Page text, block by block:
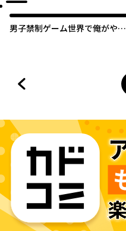
男子禁制ゲーム世界で俺がやる